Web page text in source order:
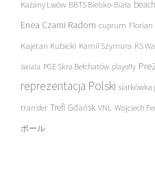
Każany Lwów BBTS Bielsko-Biała
Enea Czarni Radom cuprum Florian
Kajetan Kubicki Kamil Szymura KS
świata PGE Skra Bełchatów playoffy
reprezentacja Polski siatkówka
transfer Trefl Gdańsk VNL Wojciech
ボール